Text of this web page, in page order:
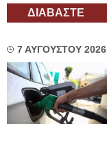
ΔΙΑΒΑΣΤΕ
7 ΑΥΓΟΥΣΤΟΥ 2026